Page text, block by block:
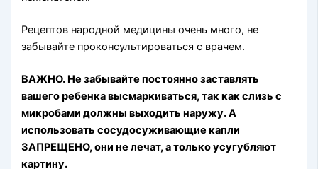
Рецептов народной медицины очень много, не
забывайте проконсультироваться с врачем.
ВАЖНО. Не забывайте постоянно заставлять
вашего ребенка высмаркиваться, так как слизь с
микробами должны выходить наружу. А
использовать сосудосуживающие капли
ЗАПРЕЩЕНО, они не лечат, а только усугубляют
картину.